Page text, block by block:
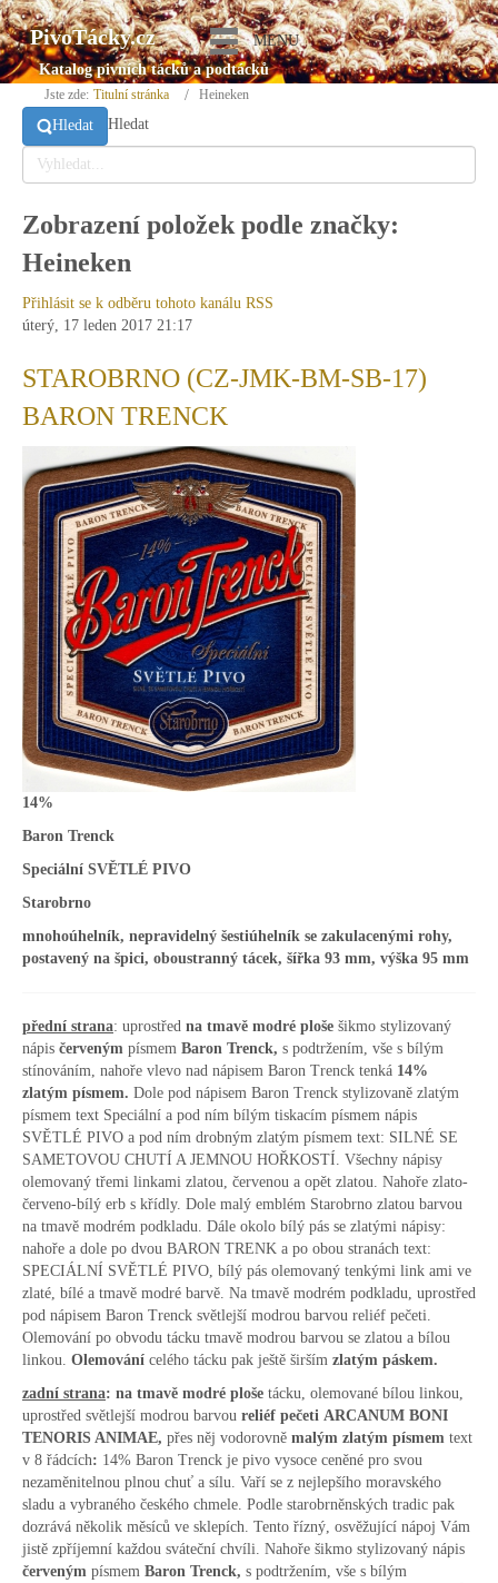
MENU
Katalog pivních tácků a podtácků
PivoTácky.cz
Jste zde: Titulní stránka Heineken
Hledat Hledat
Zobrazení položek podle značky:
Heineken
Přihlásit se k odběru tohoto kanálu RSS
úterý, 17 leden 2017 21:17
STAROBRNO (CZ-JMK-BM-SB-17)
BARON TRENCK
14%
Baron Trenck
Speciální SVĚTLÉ PIVO
Starobrno
mnohoúhelník, nepravidelný šestiúhelník se zakulacenými rohy,
postavený na špici, oboustranný tácek, šířka 93 mm, výška 95 mm
přední strana: uprostřed na tmavě modré ploše šikmo stylizovaný
nápis červeným písmem Baron Trenck, s podtržením, vše s bílým
stínováním, nahoře vlevo nad nápisem Baron Trenck tenká 14%
zlatým písmem. Dole pod nápisem Baron Trenck stylizovaně zlatým
písmem text Speciální a pod ním bílým tiskacím písmem nápis
SVĚTLÉ PIVO a pod ním drobným zlatým písmem text: SILNÉ SE
SAMETOVOU CHUTÍ A JEMNOU HOŘKOSTÍ. Všechny nápisy
olemovaný třemi linkami zlatou, červenou a opět zlatou. Nahoře zlato-
červeno-bílý erb s křídly. Dole malý emblém Starobrno zlatou barvou
na tmavě modrém podkladu. Dále okolo bílý pás se zlatými nápisy:
nahoře a dole po dvou BARON TRENK a po obou stranách text:
SPECIÁLNÍ SVĚTLÉ PIVO, bílý pás olemovaný tenkými link ami ve
zlaté, bílé a tmavě modré barvě. Na tmavě modrém podkladu, uprostřed
pod nápisem Baron Trenck světlejší modrou barvou reliéf pečeti.
Olemování po obvodu tácku tmavě modrou barvou se zlatou a bílou
linkou. Olemování celého tácku pak ještě širším zlatým páskem.
zadní strana: na tmavě modré ploše tácku, olemované bílou linkou,
uprostřed světlejší modrou barvou reliéf pečeti ARCANUM BONI
TENORIS ANIMAE, přes něj vodorovně malým zlatým písmem text
v 8 řádcích: 14% Baron Trenck je pivo vysoce ceněné pro svou
nezaměnitelnou plnou chuť a sílu. Vaří se z nejlepšího moravského
sladu a vybraného českého chmele. Podle starobrněnských tradic pak
dozrává několik měsíců ve sklepích. Tento řízný, osvěžující nápoj Vám
jistě zpříjemní každou sváteční chvíli. Nahoře šikmo stylizovaný nápis
červeným písmem Baron Trenck, s podtržením, vše s bílým